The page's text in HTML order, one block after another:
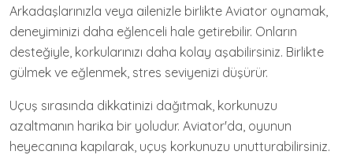
Arkadaşlarınızla veya ailenizle birlikte Aviator oynamak,
deneyiminizi daha eğlenceli hale getirebilir. Onların
desteğiyle, korkularınızı daha kolay aşabilirsiniz. Birlikte
gülmek ve eğlenmek, stres seviyenizi düşürür.
Uçuş sırasında dikkatinizi dağıtmak, korkunuzu
azaltmanın harika bir yoludur. Aviator'da, oyunun
heyecanına kapılarak, uçuş korkunuzu unutturabilirsiniz.